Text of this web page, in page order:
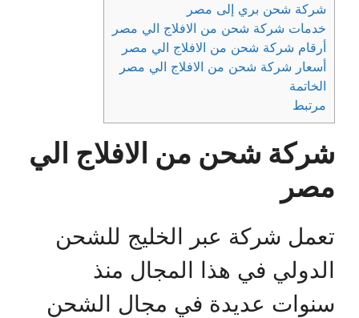
شركة شحن بري إلى مصر
خدمات شركة شحن من الافلاج الي مصر
أرقام شركة شحن من الافلاج الي مصر
أسعار شركة شحن من الافلاج الي مصر
الخاتمة
مرتبط
شركة شحن من الافلاج الي
مصر
تعمل شركة عبر الخليج للشحن
الدولي في هذا المجال منذ
سنوات عديدة في مجال الشحن